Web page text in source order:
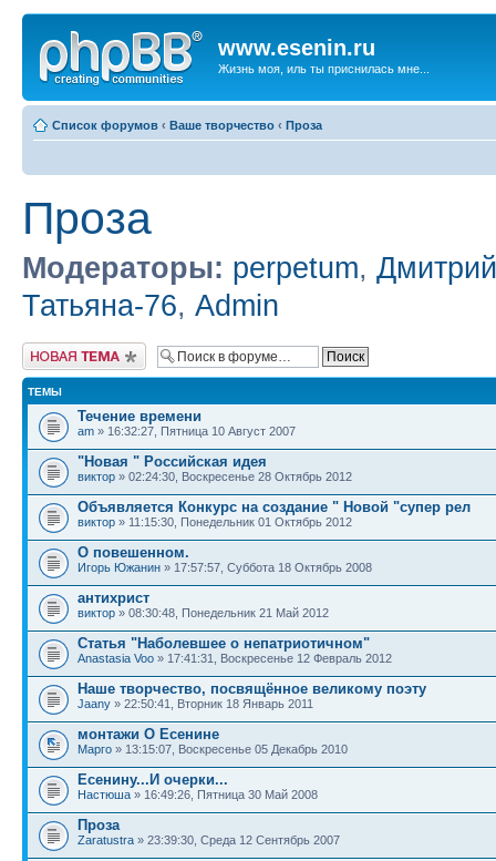
www.esenin.ru
Жизнь моя, иль ты приснилась мне...
Список форумов ‹ Ваше творчество ‹ Проза
Проза
Модераторы: perpetum,
Татьяна-76, Admin
Начать новую тему
ТЕМЫ
Течение времени
am » 16:32:27, Пятница 10 Август 2007
"Новая " Российская идея
виктор » 02:24:30, Воскресенье 28 Октябрь 2012
Объявляется Конкурс на создание " Новой "супер рел
виктор » 11:15:30, Понедельник 01 Октябрь 2012
О повешенном.
Игорь Южанин » 17:57:57, Суббота 18 Октябрь 2008
антихрист
виктор » 08:30:48, Понедельник 21 Май 2012
Статья "Наболевшее о непатриотичном"
Anastasia Voo » 17:41:31, Воскресенье 12 Февраль 2012
Наше творчество, посвящённое великому поэту
Jaany » 22:50:41, Вторник 18 Январь 2011
монтажи О Есенине
Марго » 13:15:07, Воскресенье 05 Декабрь 2010
Есенину...И очерки...
Настюша » 16:49:26, Пятница 30 Май 2008
Проза
Zaratustra » 23:39:30, Среда 12 Сентябрь 2007